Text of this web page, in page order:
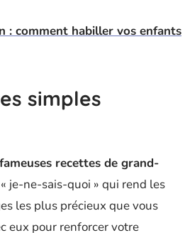
: comment habiller vos enfants
simples
fameuses recettes de grand-
je-ne-sais-quoi » qui rend les
les plus précieux que vous
eux pour renforcer votre